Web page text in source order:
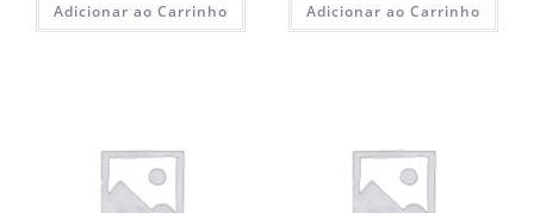
Adicionar ao Carrinho Adicionar ao Carrinho